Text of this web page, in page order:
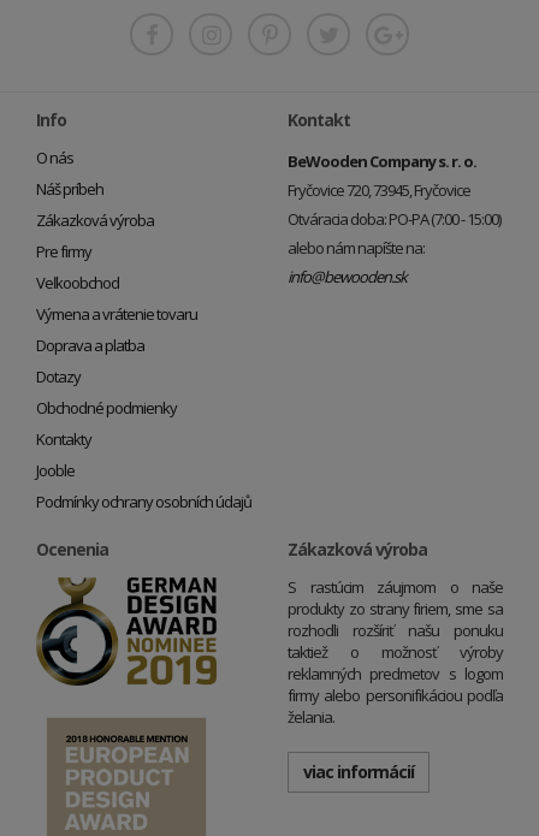
Info
O nás
Náš príbeh
Zákazková výroba
Pre firmy
Veľkoobchod
Výmena a vrátenie tovaru
Doprava a platba
Dotazy
Obchodné podmienky
Kontakty
Jooble
Podmínky ochrany osobních údajů
Kontakt
BeWooden Company s. r. o.
Fryčovice 720, 73945, Fryčovice
Otváracia doba: PO-PA (7:00 - 15:00)
alebo nám napíšte na:
info@bewooden.sk
Ocenenia Zákazková výroba
S rastúcim záujmom o naše
produkty zo strany firiem, sme sa
rozhodli rozšíriť našu ponuku
taktiež o možnosť výroby
reklamných predmetov s logom
firmy alebo personifikáciou podľa
želania.
viac informácií